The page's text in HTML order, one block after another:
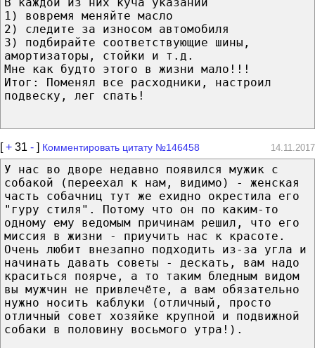
1) вовремя меняйте масло
2) следите за износом автомобиля
3) подбирайте соответствующие шины,
амортизаторы, стойки и т.д.
Мне как будто этого в жизни мало!!!
Итог: Поменял все расходники, настроил
подвеску, лег спать!
[+ 31 - ] Комментировать цитату №146458 14.11.2017
У нас во дворе недавно появился мужик с
собакой (переехал к нам, видимо) - женская
часть собачниц тут же ехидно окрестила его
"гуру стиля". Потому что он по каким-то
одному ему ведомым причинам решил, что его
миссия в жизни - приучить нас к красоте.
Очень любит внезапно подходить из-за угла и
начинать давать советы - дескать, вам надо
краситься поярче, а то таким бледным видом
вы мужчин не привлечёте, а вам обязательно
нужно носить каблуки (отличный, просто
отличный совет хозяйке крупной и подвижной
собаки в половину восьмого утра!).